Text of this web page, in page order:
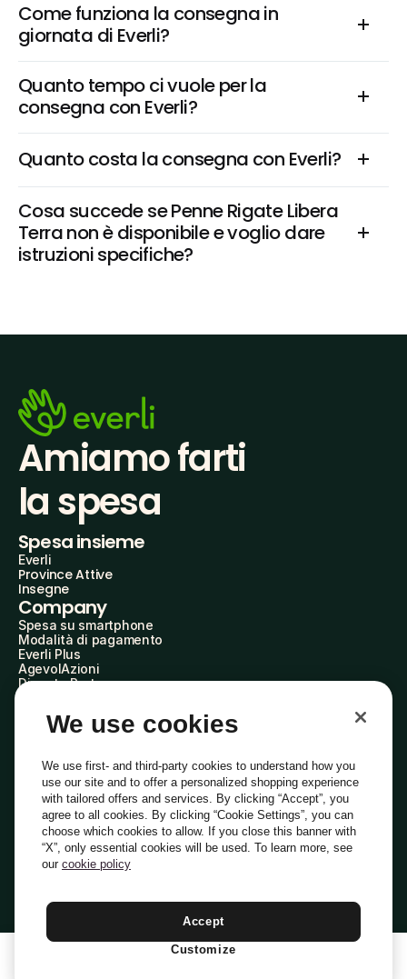
Come funziona la consegna in
giornata di Everli?
Quanto tempo ci vuole per la
consegna con Everli?
Quanto costa la consegna con Everli?
Cosa succede se Penne Rigate Libera
Terra non è disponibile e voglio dare
istruzioni specifiche?
Amiamo farti
la spesa
Spesa insieme
Everli
Province Attive
Insegne
Company
Spesa su smartphone
Modalità di pagamento
Everli Plus
AgevolAzioni
Diventa Partner
Everli Shoppers
About Us
Everli News
Domande frequenti
Lavora con noi
Diventa Shopper
Investitori
PrivacyCookiePreferenze Cookie
Termini e CondizioniCodice Etico
Indirizzo PEC: everli@pec.it - indirizzo DPO: dpo@everli.com
Italiano
We use cookies
We use first- and third-party cookies to understand how you
use our site and to offer a personalized shopping experience
with tailored offers and services. By clicking “Accept”, you
agree to all cookies. By clicking “Cookie Settings”, you can
choose which cookies to allow. If you close this banner with
“X”, only essential cookies will be used. To learn more, see
our cookie policy
Accept
Customize